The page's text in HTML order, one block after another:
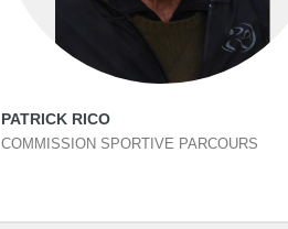
PATRICK RICO
COMMISSION SPORTIVE PARCOURS